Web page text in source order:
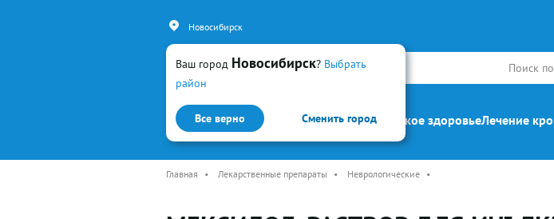
Ваш город Новосибирск? Выбрать
район
Все верно Сменить город
Новосибирск
Искать Поиск
Каталог Простуда и гриппЖенское здоровьеЛечение
Главная • Лекарственные препараты • Неврологические •